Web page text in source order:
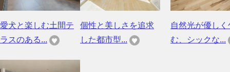
愛犬と楽しむ土間テ
ラスのある...
個性と美しさを追求
した都市型...
自然光が優しく
む、シックな...